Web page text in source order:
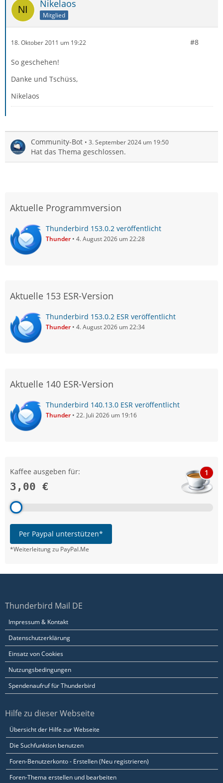
Nikelaos
Mitglied
18. Oktober 2011 um 19:22 #8
So geschehen!
Danke und Tschüss,
Nikelaos
Community-Bot 3. September 2024 um 19:50
Hat das Thema geschlossen.
Aktuelle Programmversion
Thunderbird 153.0.2 veröffentlicht
Thunder 4. August 2026 um 22:28
Aktuelle 153 ESR-Version
Thunderbird 153.0.2 ESR veröffentlicht
Thunder 4. August 2026 um 22:34
Aktuelle 140 ESR-Version
Thunderbird 140.13.0 ESR veröffentlicht
Thunder 22. Juli 2026 um 19:16
Kaffee ausgeben für:
3,00 €
1
Per Paypal unterstützen*
*Weiterleitung zu PayPal.Me
Thunderbird Mail DE
Impressum & Kontakt
Datenschutzerklärung
Einsatz von Cookies
Nutzungsbedingungen
Spendenaufruf für Thunderbird
Hilfe zu dieser Webseite
Übersicht der Hilfe zur Webseite
Die Suchfunktion benutzen
Foren-Benutzerkonto - Erstellen (Neu registrieren)
Foren-Thema erstellen und bearbeiten